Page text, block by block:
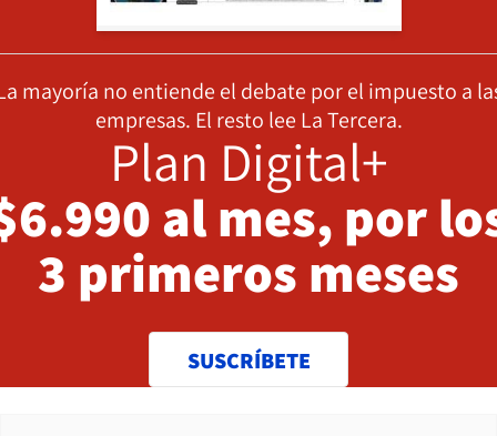
mayoría no entiende el debate por el impuesto a
empresas. El resto lee La Tercera.
Plan Digital+
al mes, por
3 primeros meses
SUSCRÍBETE